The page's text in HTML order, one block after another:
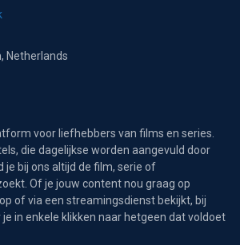
Netherlands
voor liefhebbers van films en series.
die dagelijkse worden aangevuld door
je bij ons altijd de film, serie of
Of je jouw content nou graag op
of via een streamingsdienst bekijkt, bij
in enkele klikken naar hetgeen dat voldoet